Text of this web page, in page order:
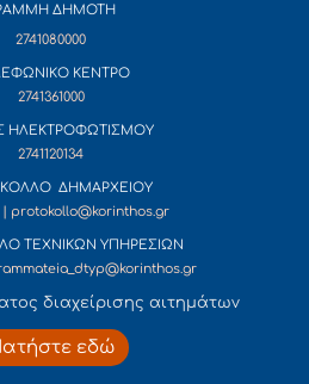
ΔΗΜΟΤΗ
2741080000
ΚΕΝΤΡΟ
2741361000
ΗΛΕΚΤΡΟΦΩΤΙΣΜΟΥ
2741120134
ΔΗΜΑΡΧΕΙΟΥ
| protokollo@korinthos.gr
ΤΕΧΝΙΚΩΝ ΥΠΗΡΕΣΙΩΝ
διαχείρισης αιτημάτων
εδώ